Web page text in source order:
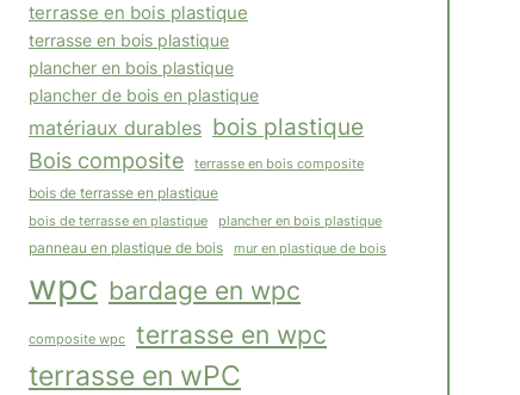
terrasse en bois plastique
terrasse en bois plastique
plancher en bois plastique
plancher de bois en plastique
matériaux durables bois plastique
Bois composite
terrasse en bois composite
bois de terrasse en plastique
bois de terrasse en plastique plancher en bois plastique
panneau en plastique de bois mur en plastique de bois
wpc bardage en wpc
composite wpc terrasse en wpc
terrasse en wPC